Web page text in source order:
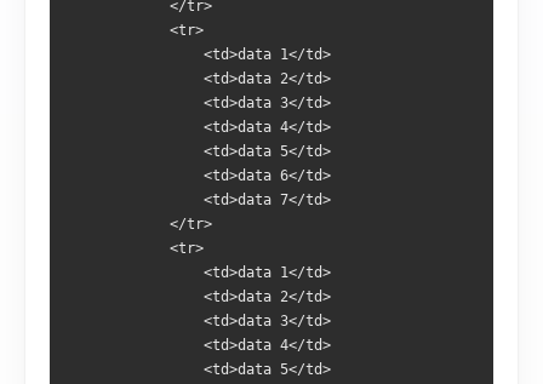
            </tr>
            <tr>
                <td>data 1</td>
                <td>data 2</td>
                <td>data 3</td>
                <td>data 4</td>
                <td>data 5</td>
                <td>data 6</td>
                <td>data 7</td>
            </tr>
            <tr>
                <td>data 1</td>
                <td>data 2</td>
                <td>data 3</td>
                <td>data 4</td>
                <td>data 5</td>